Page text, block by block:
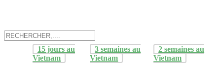
15 jours au
Vietnam
3 semaines au
Vietnam
2 semaines au
Vietnam